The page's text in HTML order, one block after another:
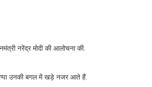
नरेंद्र मोदी की आलोचना की.
उनकी बगल में खड़े नजर आते हैं.